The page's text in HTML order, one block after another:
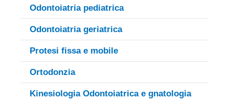
Odontoiatria pediatrica
Odontoiatria geriatrica
Protesi fissa e mobile
Ortodonzia
Kinesiologia Odontoiatrica e gnatologia